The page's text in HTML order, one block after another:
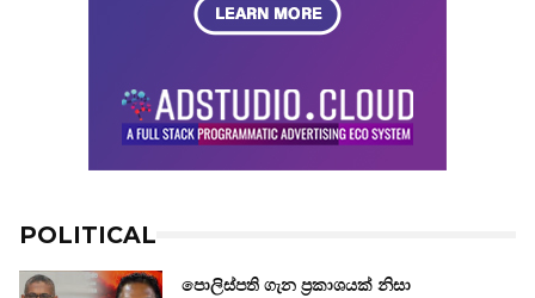
POLITICAL
පොලිස්පති ගැන ප්‍රකාශයක් නිසා